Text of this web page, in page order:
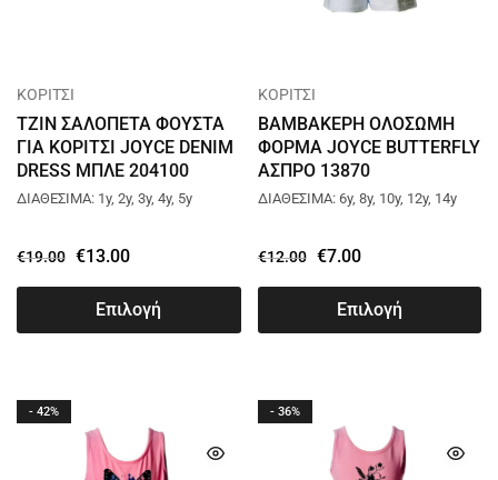
ΚΟΡΙΤΣΙ
ΤΖΙΝ ΣΑΛΟΠΕΤΑ ΦΟΥΣΤΑ
ΓΙΑ ΚΟΡΙΤΣΙ JOYCE DENIM
DRESS ΜΠΛΕ 204100
ΔΙΑΘΕΣΙΜΑ: 1y, 2y, 3y, 4y, 5y
€19.00 €13.00
Επιλογή
ΚΟΡΙΤΣΙ
ΒΑΜΒΑΚΕΡΗ ΟΛΟΣΩΜΗ
ΦΟΡΜΑ JOYCE BUTTERFLY
ΑΣΠΡΟ 13870
ΔΙΑΘΕΣΙΜΑ: 6y, 8y, 10y, 12y, 14y
€12.00 €7.00
Επιλογή
- 42% - 36%